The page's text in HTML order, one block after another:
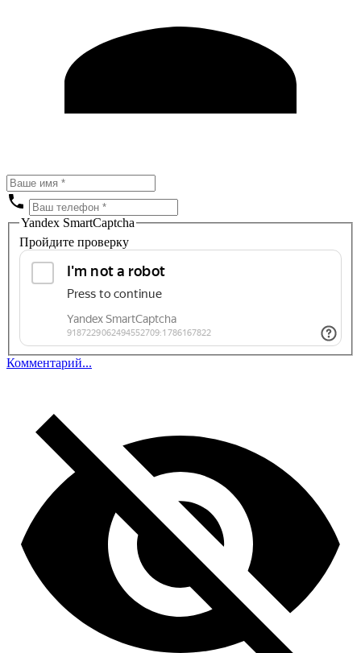
Yandex SmartCaptcha
Пройдите проверку
Комментарий...